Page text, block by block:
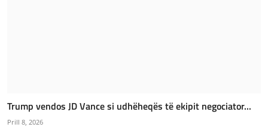
Trump vendos JD Vance si udhëheqës të ekipit negociator...
Prill 8, 2026